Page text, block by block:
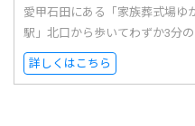
愛甲石田にある「家族葬式場ゆ
駅」北口から歩いてわずか3分
詳しくはこちら